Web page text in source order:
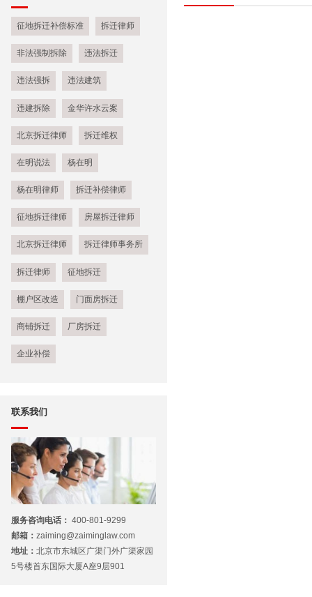
征地拆迁补偿标准 拆迁律师
非法强制拆除 违法拆迁
违法强拆 违法建筑
违建拆除 金华许水云案
北京拆迁律师 拆迁维权
在明说法 杨在明
杨在明律师 拆迁补偿律师
征地拆迁律师 房屋拆迁律师
北京拆迁律师 拆迁律师事务所
拆迁律师 征地拆迁
棚户区改造 门面房拆迁
商铺拆迁 厂房拆迁
企业补偿
联系我们
服务咨询电话： 400-801-9299
邮箱： zaiming@zaiminglaw.com
地址： 北京市东城区广渠门外广渠家园
5号楼首东国际大厦A座9层901